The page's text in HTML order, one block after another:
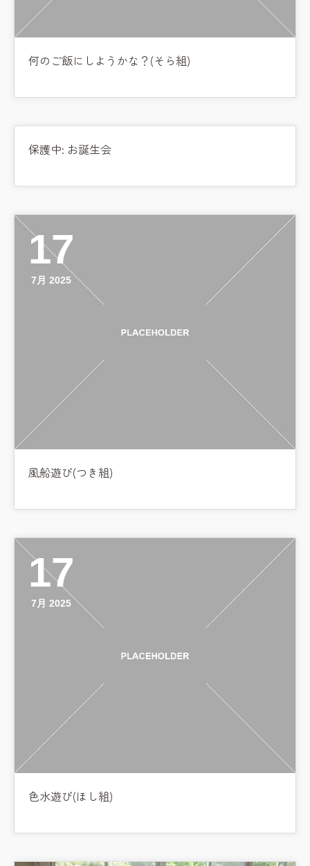
何のご飯にしようかな？(そら組)
保護中: お誕生会
17
7月 2025
風船遊び(つき組)
17
7月 2025
色水遊び(ほし組)